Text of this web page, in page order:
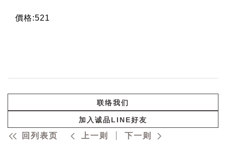
價格:521
联络我们
加入诚品LINE好友
回列表页 上一则 下一则